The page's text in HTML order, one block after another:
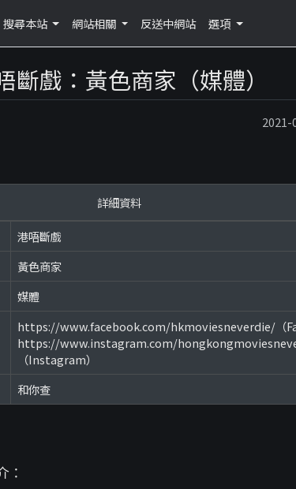
搜尋本站 網站相關 反送中網站 選項
斷戲：黃色商家（媒體）
2021-
詳細資料
港唔斷戲
黃色商家
媒體
https://www.facebook.com/hkmoviesneverdie/（
https://www.instagram.com/
（Instagram）
和你查
：